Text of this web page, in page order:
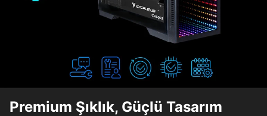
Premium Şıklık, Güçlü Tasarım